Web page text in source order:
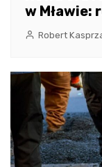
w Mławie:
Robert